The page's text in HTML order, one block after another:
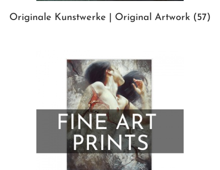
Originale Kunstwerke | Original Artwork (57)